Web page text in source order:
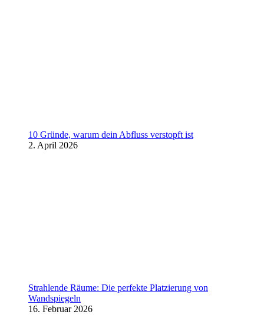
10 Gründe, warum dein Abfluss verstopft ist
2. April 2026
Strahlende Räume: Die perfekte Platzierung von
Wandspiegeln
16. Februar 2026